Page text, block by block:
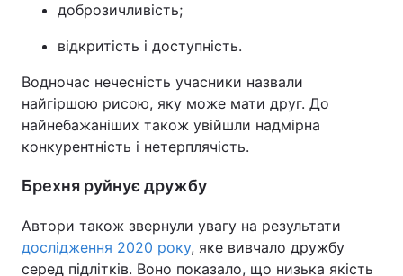
доброзичливість;
відкритість і доступність.
Водночас нечесність учасники назвали
найгіршою рисою, яку може мати друг. До
найнебажаніших також увійшли надмірна
конкурентність і нетерплячість.
Брехня руйнує дружбу
Автори також звернули увагу на результати
дослідження 2020 року, яке вивчало дружбу
серед підлітків. Воно показало, що низька якість